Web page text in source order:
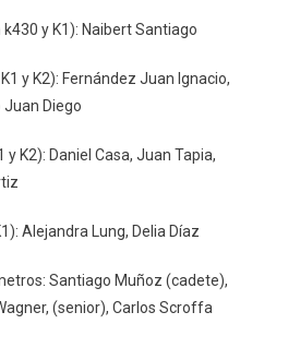
y K1): Naibert Santiago
y K2): Fernández Juan Ignacio,
Diego
K2): Daniel Casa, Juan Tapia,
Alejandra Lung, Delia Díaz
Santiago Muñoz (cadete),
(senior), Carlos Scroffa